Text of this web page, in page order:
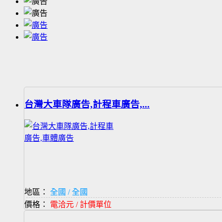
台灣大車隊廣告,計程車廣告,...
地區：
全國 / 全國
價格： 電洽元 / 計價單位